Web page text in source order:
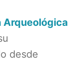
Arqueológica
desde